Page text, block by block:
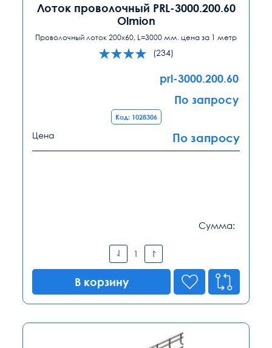
Лоток проволочный PRL-3000.200.60
Olmion
Проволочный лоток 200x60, L=3000 мм. цена за 1 метр
(234)
prl-3000.200.60
По запросу
Код: 1028306
Цена По запросу
Сумма:
В корзину